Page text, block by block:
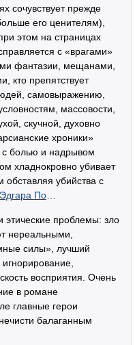
сочувствует прежде
его ценителям),
этом на страницах
с «врагами»
фантазии, мещанами,
кто препятствует
самовыражению,
массовости,
скучной, духовно
хроники»
с болью и надрывом
хладнокровно убивает
убийства с
Эдгара По
проблемы: зло
нереальными,
силы», лучший
восприятия. Очень
в романе
главные герои
балаганным